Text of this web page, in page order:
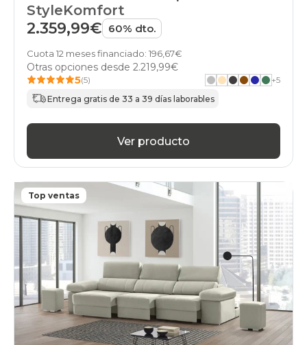
StyleKomfort
2.359,99€ 60% dto.
Cuota 12 meses financiado: 196,67€
Otras opciones desde 2.219,99€
5(5) +5
Entrega gratis de 33 a 39 días laborables
Ver producto
Top ventas